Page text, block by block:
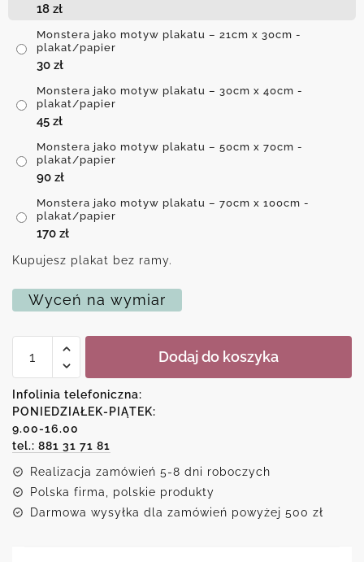
18 zł
Monstera jako motyw plakatu – 21cm x 30cm -
plakat/papier
30 zł
Monstera jako motyw plakatu – 30cm x 40cm -
plakat/papier
45 zł
Monstera jako motyw plakatu – 50cm x 70cm -
plakat/papier
90 zł
Monstera jako motyw plakatu – 70cm x 100cm -
plakat/papier
170 zł
Kupujesz plakat bez ramy.
Wyceń na wymiar
Monstera
plakatu
Dodaj do koszyka
Infolinia telefoniczna:
PONIEDZIAŁEK-PIĄTEK:
9.00-16.00
tel.: 881 31 71 81
Realizacja zamówień 5-8 dni roboczych
Polska firma, polskie produkty
Darmowa wysyłka dla zamówień powyżej 500 zł